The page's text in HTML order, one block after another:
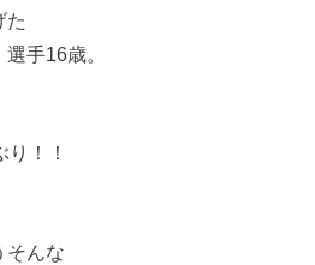
た
手16歳。
！！
そんな